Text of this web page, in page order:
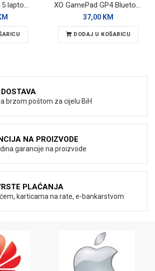
ASUS VivoBook 15 laptop X1504VA-BQ4271W XO GamePad GP4 Bluetooth/Wired Gray (2-PACK)
37,00 KM
DODAJ U KOŠARICU
brzom poštom za cijelu BiH
NA PROIZVODE
garancije na proizvode
PLAĆANJA
karticama na rate, e-bankarstvom